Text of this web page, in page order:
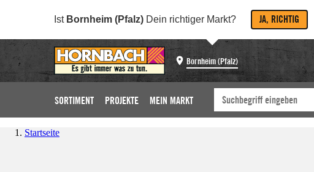
Ist Bornheim (Pfalz) Dein richtiger Markt? JA, RICHTIG
Bornheim (Pfalz)
SORTIMENT PROJEKTE MEIN MARKT
Startseite